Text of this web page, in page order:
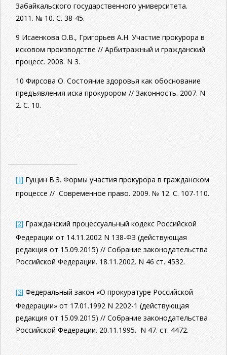
Забайкальского государственного университета.
2011. № 10. С. 38-45.
9 Исаенкова О.В., Григорьев А.Н. Участие прокурора в
исковом производстве // Арбитражный и гражданский
процесс. 2008. N 3.
10 Фирсова О. Состояние здоровья как обоснование
предъявления иска прокурором // Законность. 2007. N
2. С. 10.
[1] Гущин В.З. Формы участия прокурора в гражданском
процессе // Современное право. 2009. № 12. С. 107-110.
[2] Гражданский процессуальный кодекс Российской
Федерации от 14.11.2002 N 138-ФЗ (действующая
редакция от 15.09.2015) // Собрание законодательства
Российской Федерации. 18.11.2002. N 46 ст. 4532.
[3]Федеральный закон «О прокуратуре Российской
Федерации» от 17.01.1992 N 2202-1 (действующая
редакция от 15.09.2015) // Собрание законодательства
Российской Федерации. 20.11.1995. N 47. ст. 4472.